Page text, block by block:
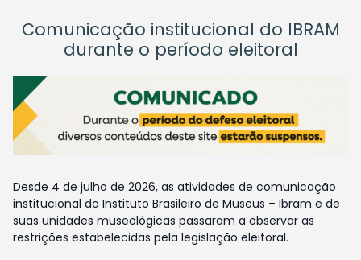
Comunicação institucional do IBRAM
durante o período eleitoral
Desde 4 de julho de 2026, as atividades de comunicação
institucional do Instituto Brasileiro de Museus – Ibram e de
suas unidades museológicas passaram a observar as
restrições estabelecidas pela legislação eleitoral.